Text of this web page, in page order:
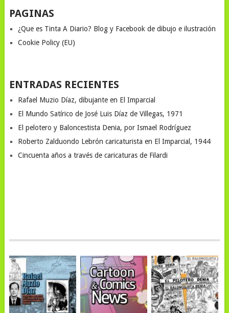
PAGINAS
¿Que es Tinta A Diario? Blog y Facebook de dibujo e ilustración
Cookie Policy (EU)
ENTRADAS RECIENTES
Rafael Muzio Díaz, dibujante en El Imparcial
El Mundo Satírico de José Luis Díaz de Villegas, 1971
El pelotero y Baloncestista Denia, por Ismael Rodríguez
Roberto Zalduondo Lebrón caricaturista en El Imparcial, 1944
Cincuenta años a través de caricaturas de Filardi